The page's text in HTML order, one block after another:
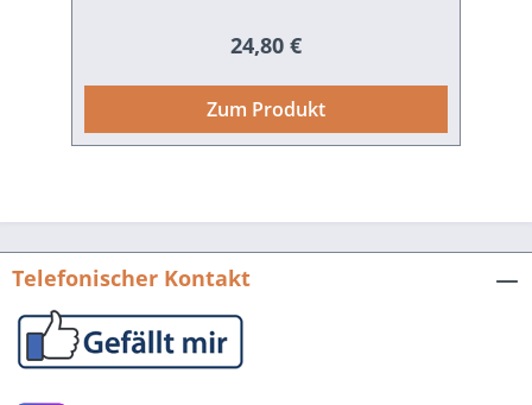
bebildertes Geschichtsbuch als auch
des "Spittls" aus dem 14. Jahrhundert.
außergewöhnlicher, sehr persönlicher
historischen Bauwerk in Weil der Stadt.
entstanden Spitäler? Was geschah in
einem Spital, welche Reglements galten,
Regulärer Preis:
24,80 €
Zum Produkt
Telefonischer Kontakt